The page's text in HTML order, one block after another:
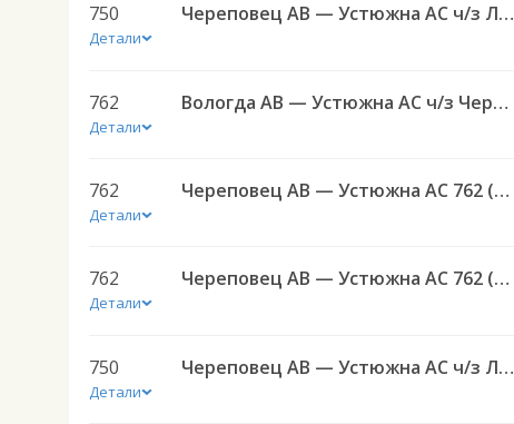
750
Детали
Череповец АВ — Устюжна АС ч/з Лентьево АС 750
762
Детали
Вологда АВ — Устюжна АС ч/з Череповец АВ 762
762
Детали
Череповец АВ — Устюжна АС 762 (транзитный из Вологды)
762
Детали
Череповец АВ — Устюжна АС 762 (транзитный из Вологды)
750
Детали
Череповец АВ — Устюжна АС ч/з Лентьево АС - 750